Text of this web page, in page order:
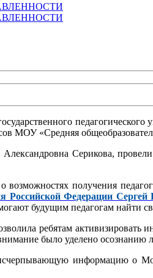
МОУ «Средняя
Серикова,
возможностях получения
Российской Федерации Сергей
будущим педагогам найти
ребятам
было уделено осознанию
информацию о